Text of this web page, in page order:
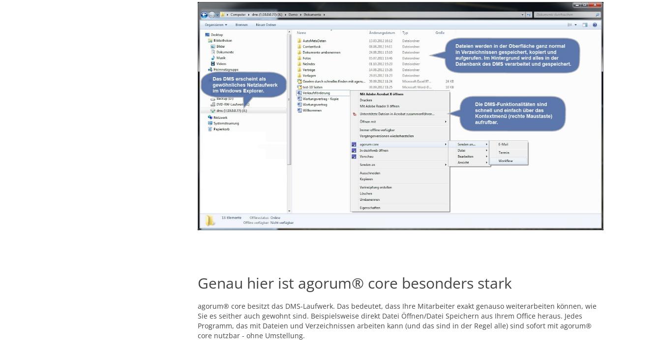
Genau hier ist agorum® core besonders stark
agorum® core besitzt das DMS-Laufwerk. Das bedeutet, dass Ihre Mitarbeiter exakt genauso weiterarbeiten können, wie
Sie es seither auch gewohnt sind. Beispielsweise direkt Datei Öffnen/Datei Speichern aus Ihrem Office heraus. Jedes
Programm, das mit Dateien und Verzeichnissen arbeiten kann (und das sind in der Regel alle) sind sofort mit agorum®
core nutzbar - ohne Umstellung.